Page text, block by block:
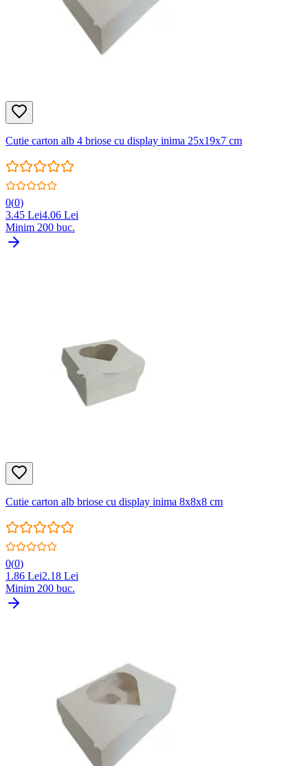
Cutie carton alb 4 briose cu display inima 25x19x7 cm
0(0)
3.45 Lei4.06 Lei
Minim 200 buc.
Cutie carton alb briose cu display inima 8x8x8 cm
0(0)
1.86 Lei2.18 Lei
Minim 200 buc.